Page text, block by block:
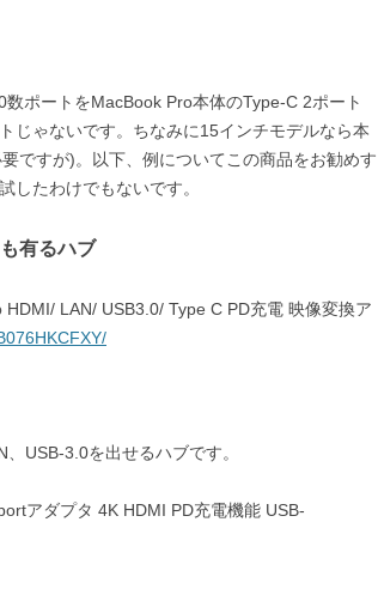
ポートをMacBook Pro本体のType-C 2ポート
じゃないです。ちなみに15インチモデルなら本
ですが)。以下、例についてこの商品をお勧めす
したわけでもないです。
有るハブ
LAN/ USB3.0/ Type C PD充電 映像変換ア
USB-3.0を出せるハブです。
アダプタ 4K HDMI PD充電機能 USB-